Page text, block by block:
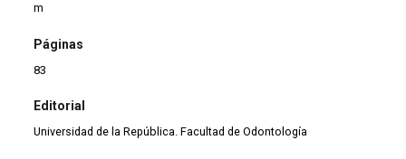
m
Páginas
83
Editorial
Universidad de la República. Facultad de Odontología